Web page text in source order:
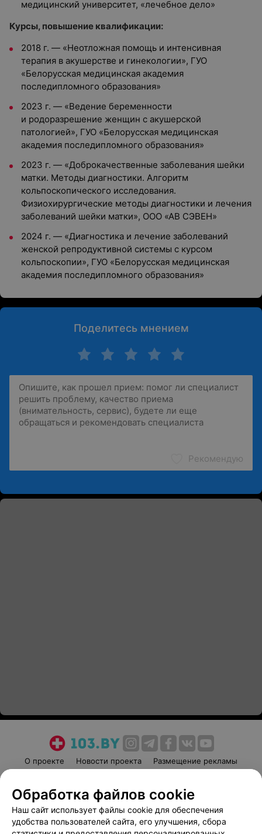
медицинский университет, «лечебное дело»
Курсы, повышение квалификации:
2018 г. — «Неотложная помощь и интенсивная
терапия в акушерстве и гинекологии», ГУО
«Белорусская медицинская академия
последипломного образования»
2023 г. — «Ведение беременности
и родоразрешение женщин с акушерской
патологией», ГУО «Белорусская медицинская
академия последипломного образования»
2023 г. — «Доброкачественные заболевания шейки
матки. Методы диагностики. Алгоритм
кольпоскопического исследования.
Физиохирургические методы диагностики и лечения
заболеваний шейки матки», ООО «АВ СЭВЕН»
2024 г. — «Диагностика и лечение заболеваний
женской репродуктивной системы с курсом
кольпоскопии», ГУО «Белорусская медицинская
академия последипломного образования»
Поделитесь мнением
Рекомендую
О проекте Новости проекта
Размещение рекламы
Пользовательское соглашение
Способы оплаты
Вакансии
Партнеры
Написать руководителю 103.by
Обработка файлов cookie
Наш сайт использует файлы cookie для обеспечения
удобства пользователей сайта, его улучшения, сбора